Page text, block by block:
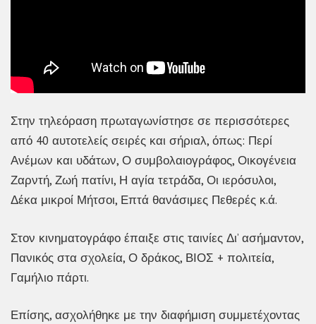
Στην τηλεόραση πρωταγωνίστησε σε περισσότερες
από 40 αυτοτελείς σειρές και σήριαλ, όπως: Περί
Ανέμων και υδάτων, Ο συμβολαιογράφος, Οικογένεια
Ζαρντή, Ζωή πατίνι, Η αγία τετράδα, Οι ιερόσυλοι,
Δέκα μικροί Μήτσοι, Επτά θανάσιμες Πεθερές κ.ά.
Στον κινηματογράφο έπαιξε στις ταινίες Δι’ ασήμαντον,
Πανικός στα σχολεία, Ο δράκος, ΒΙΟΣ + πολιτεία,
Γαμήλιο πάρτι.
Επίσης, ασχολήθηκε με την διαφήμιση συμμετέχοντας